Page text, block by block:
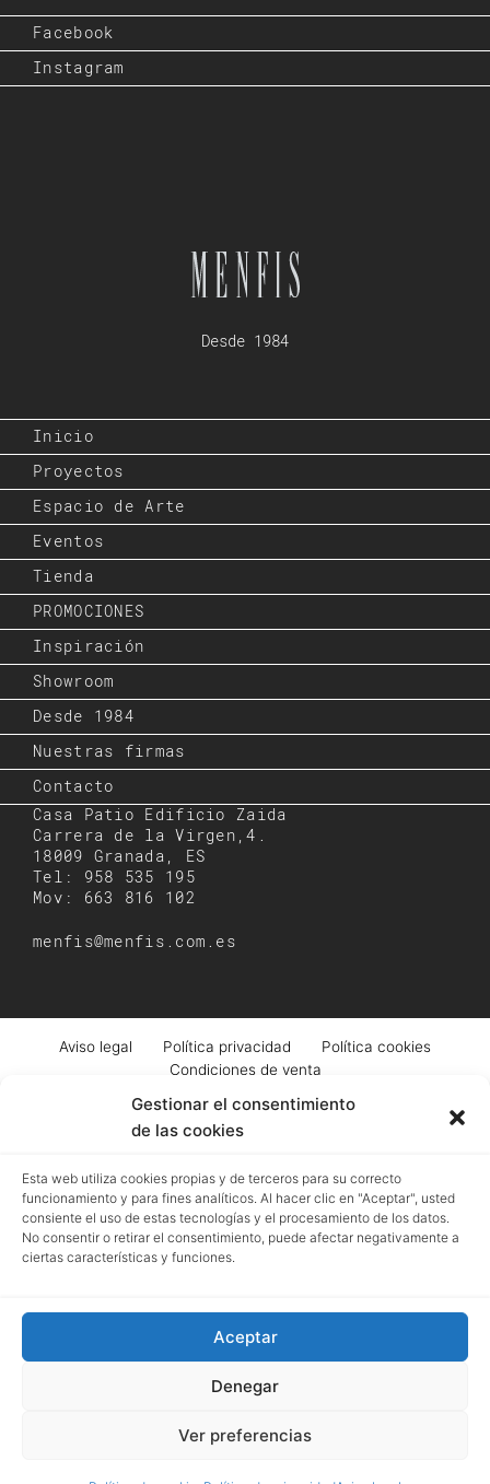
Gestionar el consentimiento
de las cookies
Esta web utiliza cookies propias y de terceros para su correcto
funcionamiento y para fines analíticos. Al hacer clic en "Aceptar", usted
consiente el uso de estas tecnologías y el procesamiento de los datos.
No consentir o retirar el consentimiento, puede afectar negativamente a
ciertas características y funciones.
Aceptar
Denegar
Ver preferencias
Facebook
Instagram
Desde 1984
Inicio
Proyectos
Espacio de Arte
Eventos
Tienda
PROMOCIONES
Inspiración
Showroom
Desde 1984
Nuestras firmas
Contacto
Casa Patio Edificio Zaida
Carrera de la Virgen,4.
18009 Granada, ES
Tel: 958 535 195
Mov: 663 816 102
menfis@menfis.com.es
Aviso legal Política privacidad
Política cookies
Condiciones de venta
Pescadería, 6. Granada | B18043364 | EUID: ES18020.000002976 | Hoja GR-
4250 | Tomo 518 | Folio 93
Menfisha sido beneficiaria del Fondo EuropeoNext
, cuyo objetivo es mejorar el uso y la calidad
al que ha desarrollado una Web Corporativa, para la mejora